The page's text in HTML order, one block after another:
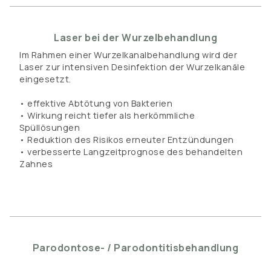
Laser bei der Wurzelbehandlung
Im Rahmen einer Wurzelkanalbehandlung wird der
Laser zur intensiven Desinfektion der Wurzelkanäle
eingesetzt.
• effektive Abtötung von Bakterien
• Wirkung reicht tiefer als herkömmliche
Spüllösungen
• Reduktion des Risikos erneuter Entzündungen
• verbesserte Langzeitprognose des behandelten
Zahnes
Parodontose- / Parodontitisbehandlung